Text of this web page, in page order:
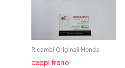
Ricambi Originali Honda
ceppi freno